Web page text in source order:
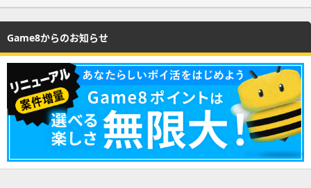
Game8からのお知らせ